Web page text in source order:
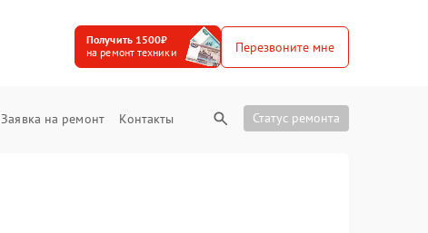
Получить 1500₽
на ремонт техники
Перезвоните мне
Заявка на ремонт Контакты Статус ремонта